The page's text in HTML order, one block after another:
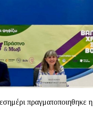
πραγματοποιηθηκε η